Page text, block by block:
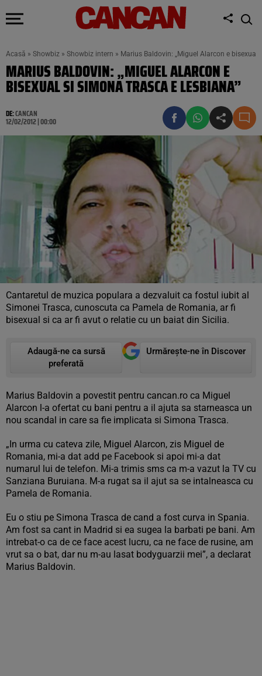
Acasă » Showbiz » Showbiz intern » Marius Baldovin: „Miguel Alarcon e bisexual
MARIUS BALDOVIN: „MIGUEL ALARCON E
BISEXUAL SI SIMONA TRASCA E LESBIANA”
DE:CANCAN
12/02/2012 | 00:00
Cantaretul de muzica populara a dezvaluit ca fostul iubit al
Simonei Trasca, cunoscuta ca Pamela de Romania, ar fi
bisexual si ca ar fi avut o relatie cu un baiat din Sicilia.
Adaugă-ne ca sursă
preferată
Urmărește-ne în Discover
Marius Baldovin a povestit pentru cancan.ro ca Miguel
Alarcon l-a ofertat cu bani pentru a il ajuta sa starneasca un
nou scandal in care sa fie implicata si Simona Trasca.
„In urma cu cateva zile, Miguel Alarcon, zis Miguel de
Romania, mi-a dat add pe Facebook si apoi mi-a dat
numarul lui de telefon. Mi-a trimis sms ca m-a vazut la TV cu
Sanziana Buruiana. M-a rugat sa il ajut sa se intalneasca cu
Pamela de Romania.
Eu o stiu pe Simona Trasca de cand a fost curva in Spania.
Am fost sa cant in Madrid si ea sugea la barbati pe bani. Am
intrebat-o ca de ce face acest lucru, ca ne face de rusine, am
vrut sa o bat, dar nu m-au lasat bodyguarzii mei”, a declarat
Marius Baldovin.